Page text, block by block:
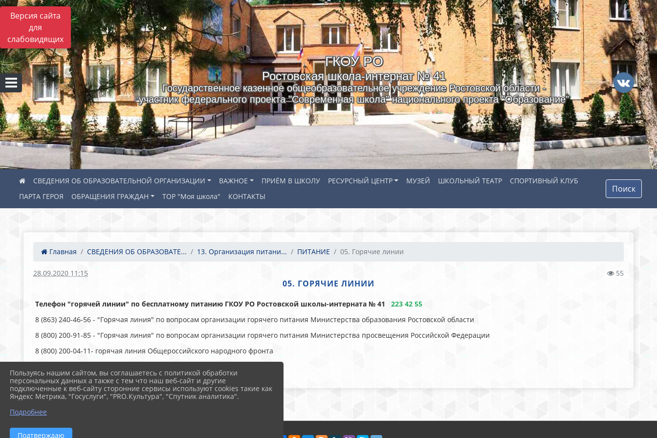
Версия сайта
для
слабовидящих
ГКОУ РO
Ростовская школа-интернат № 41
Государственное казенное общеобразовательное учреждение Ростовской области -
участник федерального проекта "Современная школа" национального проекта "Образование"
СВЕДЕНИЯ ОБ ОБРАЗОВАТЕЛЬНОЙ ОРГАНИЗАЦИИ ВАЖНОЕ ПРИЁМ В ШКОЛУ РЕСУРСНЫЙ ЦЕНТР МУЗЕЙ ШКОЛЬНЫЙ ТЕАТР
СПОРТИВНЫЙ КЛУБ
ПАРТА ГЕРОЯ
ОБРАЩЕНИЯ ГРАЖДАН ТОР "Моя школа" КОНТАКТЫ
Поиск
Главная СВЕДЕНИЯ ОБ ОБРАЗОВАТЕ... 13. Организация питани... ПИТАНИЕ 05. Горячие линии
28.09.2020 11:15 55
05. ГОРЯЧИЕ ЛИНИИ
Телефон "горячей линии" по бесплатному питанию ГКОУ РО Ростовской школы-интерната № 41 223 42 55
8 (863) 240-46-56 - "Горячая линия" по вопросам организации горячего питания Министерства образования Ростовской области
8 (800) 200-91-85 - "Горячая линия" по вопросам организации горячего питания Министерства просвещения Российской Федерации
8 (800) 200-04-11- горячая линия Общероссийского народного фронта
Пользуясь нашим сайтом, вы соглашаетесь с политикой обработки
персональных данных а также с тем что наш веб-сайт и другие
подключенные к веб-сайту сторонние сервисы используют cookies такие как
Яндекс Метрика, "Госуслуги", "PRO.Культура", "Спутник аналитика".
Подробнее
Подтверждаю